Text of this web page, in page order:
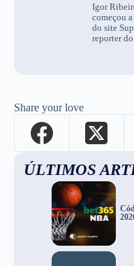
Igor
começou
do site
reporter
Share your love
ÚLTIMOS